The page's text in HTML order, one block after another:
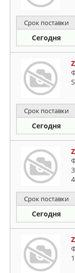
Срок поставки
Сегодня
Срок поставки
Сегодня
Срок поставки
Сегодня